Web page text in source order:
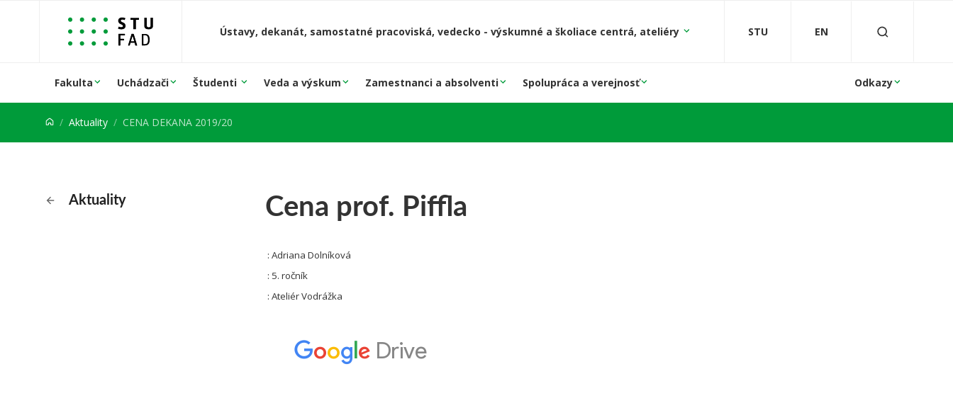
Prejsť na obsah
Ústavy, dekanát, samostatné pracoviská, vedecko - výskumné a školiace centrá, ateliéry STU EN
Fakulta Uchádzači Študenti Veda a výskum Zamestnanci a absolventi Spolupráca a verejnosť Odkazy
Aktuality CENA DEKANA 2019/20
Aktuality Cena prof. Piffla
: Adriana Dolníková
: 5. ročník
: Ateliér Vodrážka